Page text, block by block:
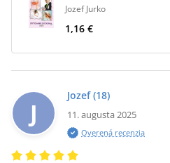
Jozef Jurko
1,16 €
J
Jozef (18)
11. augusta 2025
Overená recenzia